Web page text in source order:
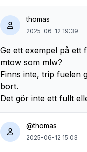
thomas
2025-06-12 19:39
Ge ett exempel på ett
mtow som mlw?
Finns inte, trip fuelen
bort.
Det gör inte ett fullt
@thomas
2025-06-12 15:03